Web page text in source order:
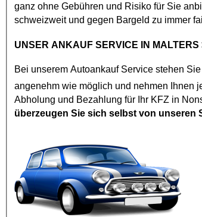
ganz ohne Gebühren und Risiko für Sie anbieten. Wir kaufen jedes Modell mit den vier Ringen ab Baujahr
schweizweit und gegen Bargeld zu immer
UNSER ANKAUF SERVICE IN MALTERS
Bei unserem AutoankaufService stehen Sie
Abholung und Bezahlung für Ihr KFZ in
überzeugen Sie sich selbst von unseren